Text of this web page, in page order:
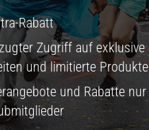
Rabatt
Zugriff auf exklusive
und limitierte Produkte
und Rabatte nur